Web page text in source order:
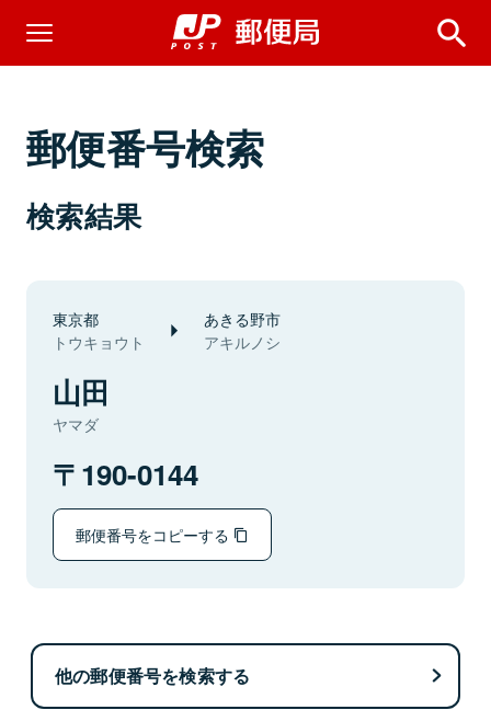
郵便番号検索
検索結果
東京都
トウキョウト
あきる野市
アキルノシ
山田
ヤマダ
190-0144
郵便番号をコピーする
他の郵便番号を検索する